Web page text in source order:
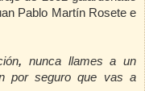
Pablo Martín Rosete e
,nunca llames a un
por seguro que vas a